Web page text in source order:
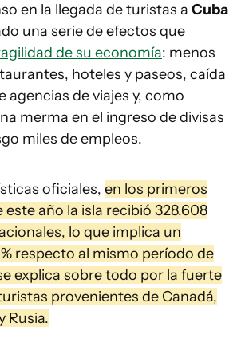
en la llegada de turistas a Cuba
una serie de efectos que
de su economía: menos
hoteles y paseos, caída
agencias de viajes y, como
merma en el ingreso de divisas
miles de empleos.
oficiales, en los primeros
año la isla recibió 328.608
lo que implica un
respecto al mismo período de
explica sobre todo por la fuerte
provenientes de Canadá,
Rusia.